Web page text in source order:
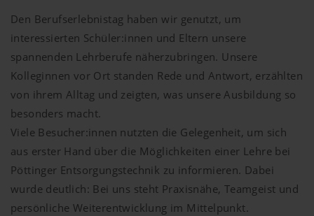
Den Berufserlebnistag haben wir genutzt, um
interessierten Schüler:innen und Eltern unsere
spannenden Lehrberufe näherzubringen. Unsere
Kolleginnen vor Ort standen Rede und Antwort, erzählten
von ihrem Alltag und zeigten, was unsere Ausbildung so
besonders macht.
Viele Besucher:innen nutzten die Gelegenheit, um sich
aus erster Hand über die Möglichkeiten einer Lehre bei
Pöttinger Entsorgungstechnik zu informieren. Dabei
wurde deutlich: Bei uns steht Praxisnähe, Teamgeist und
persönliche Weiterentwicklung im Mittelpunkt.